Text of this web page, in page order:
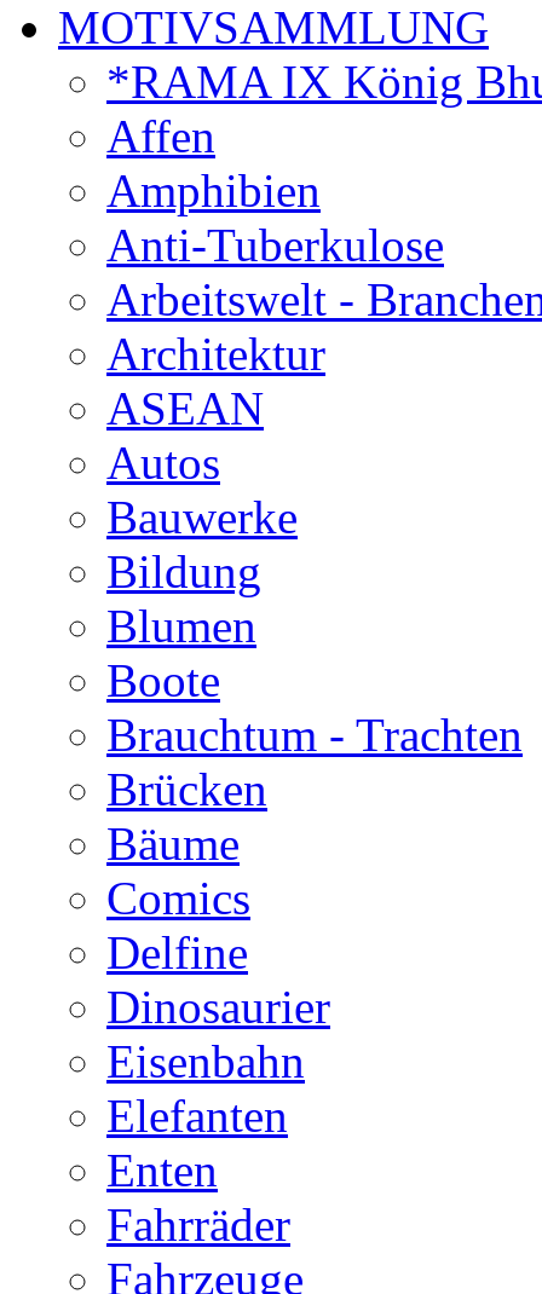
MOTIVSAMMLUNG
*RAMA IX König
Affen
Amphibien
Anti-Tuberkulose
Arbeitswelt -
Architektur
ASEAN
Autos
Bauwerke
Bildung
Blumen
Boote
Brauchtum - Trachten
Brücken
Bäume
Comics
Delfine
Dinosaurier
Eisenbahn
Elefanten
Enten
Fahrräder
Fahrzeuge